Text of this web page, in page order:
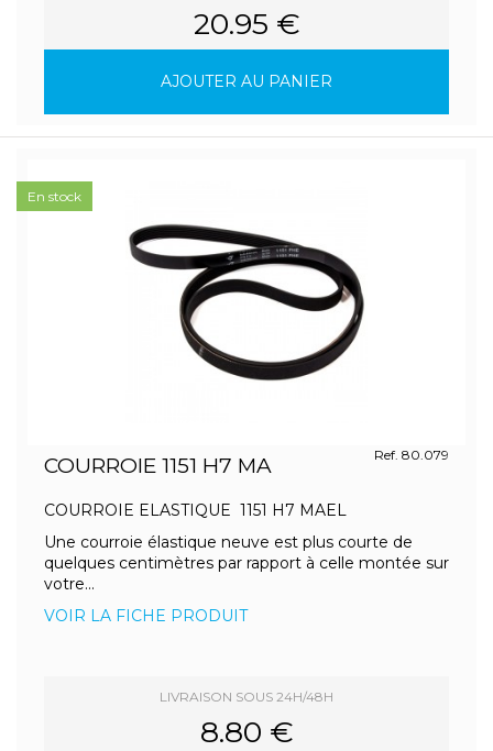
20.95 €
AJOUTER AU PANIER
COURROIE 1151 H7 MA Ref. 80.079
COURROIE ELASTIQUE 1151 H7 MAEL
Une courroie élastique neuve est plus courte de
quelques centimètres par rapport à celle montée sur
votre...
VOIR LA FICHE PRODUIT
LIVRAISON SOUS 24H/48H
8.80 €
En stock